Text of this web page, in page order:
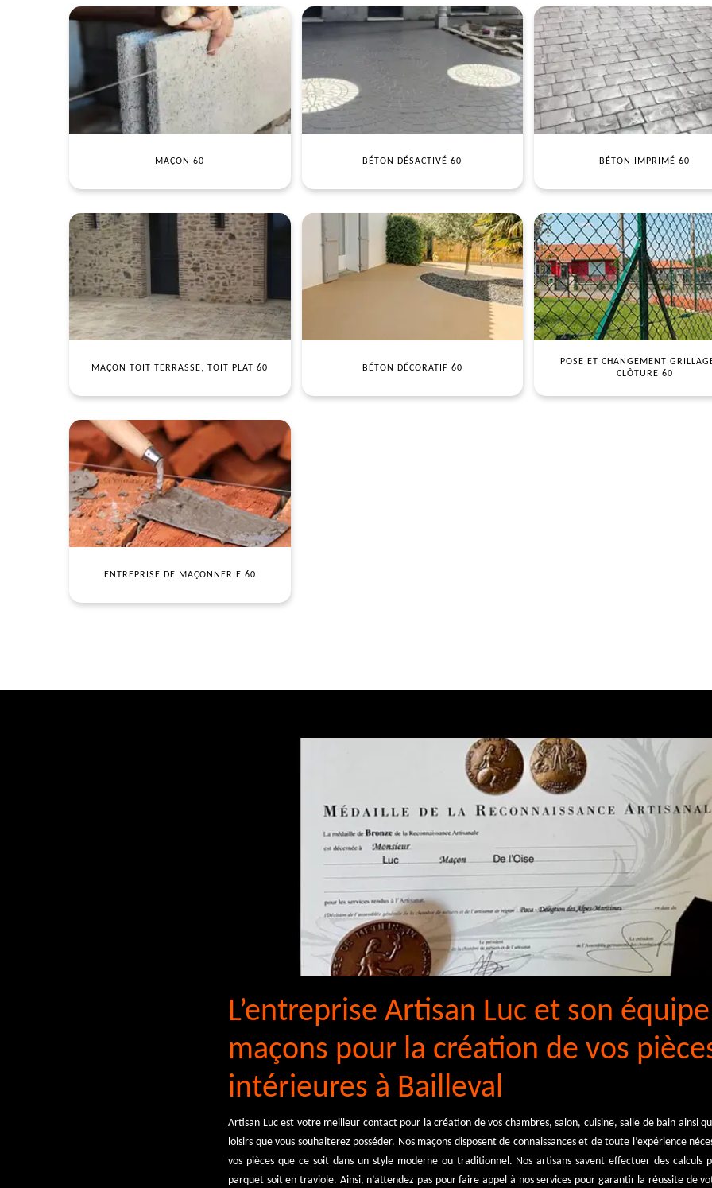
MAÇON 60 BÉTON DÉSACTIVÉ 60 BÉTON IMPRIMÉ 60
MAÇON TOIT TERRASSE, TOIT PLAT 60 BÉTON DÉCORATIF 60
POSE ET CHANGEMENT
CLÔTURE 60
ENTREPRISE DE MAÇONNERIE 60
L’entreprise Artisan Luc et son
maçons pour la création de vos
intérieures à Bailleval
Artisan Luc est votre meilleur contact pour la création de vos chambres, salon, cuisine, salle de bain ainsi
loisirs que vous souhaiterez posséder. Nos maçons disposent de connaissances et de toute l’expérience
vos pièces que ce soit dans un style moderne ou traditionnel. Nos artisans savent effectuer des calculs
parquet soit en traviole. Ainsi, n’attendez pas pour faire appel à nos services pour garantir la réussite de